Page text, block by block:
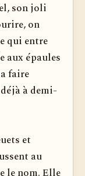
son joli
on
qui entre
aux épaules
faire
à demi-
et
au